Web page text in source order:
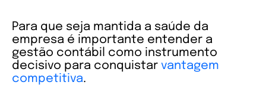
Para que seja mantida a saúde da
empresa é importante entender a
gestão contábil como instrumento
decisivo para conquistar vantagem
competitiva.